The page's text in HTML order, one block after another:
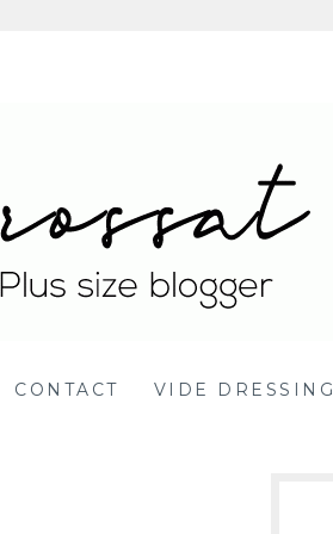
taille
CONTACT VIDE DRESSING